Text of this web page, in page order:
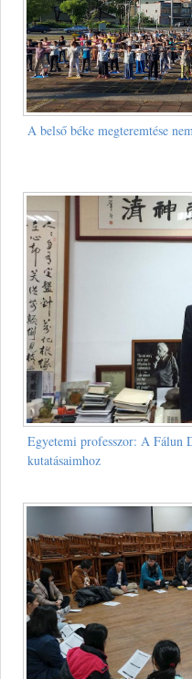
A belső béke megteremtése
Egyetemi professzor: A Fálun
kutatásaimhoz